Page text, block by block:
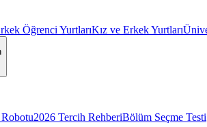
Öğrenci YurtlarıKız ve Erkek Yurtları
2026 Tercih RehberiBölüm Seçme Testi